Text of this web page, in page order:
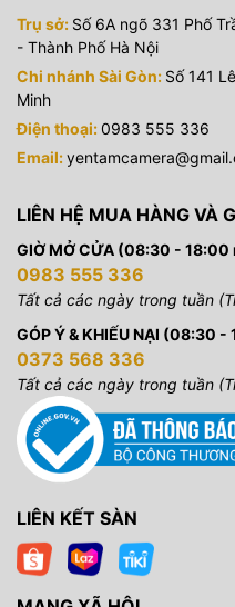
Trụ sở: Số 6A ngõ 331 Phố
- Thành Phố Hà Nội
Chi nhánh Sài Gòn: Số 141
Minh
Điện thoại:0983 555 336
Email:
LIÊN HỆ MUA HÀNG VÀ
GIỜ MỞ CỬA (08:30 - 18:00
0983 555 336
Tất cả các ngày trong tuần
GÓP Ý & KHIẾU NẠI (08:30 -
0373 568 336
Tất cả các ngày trong tuần
LIÊN KẾT SÀN